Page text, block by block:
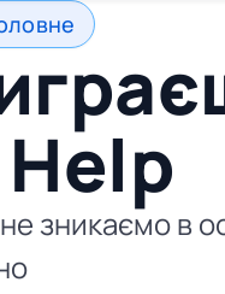
зникаємо в